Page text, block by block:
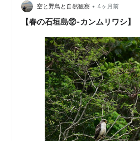
空と野鳥と自然観察 • 4ヶ月前
【春の石垣島⑫-カンムリワシ】